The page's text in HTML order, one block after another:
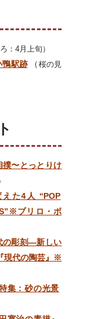
：4月上旬）
鴨駅跡 （ 桜の見
撲〜とっとりけ
た4人 “POP
ブリロ・ボ
の彫刻―新しい
現代の陶芸』※
集：砂の光景